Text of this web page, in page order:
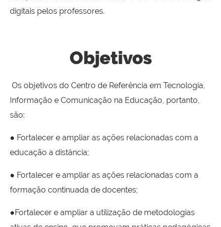
digitais pelos professores.
Objetivos
Os objetivos do Centro de Referência em Tecnologia,
Informação e Comunicação na Educação, portanto,
são:
● Fortalecer e ampliar as ações relacionadas com a
educação a distância;
● Fortalecer e ampliar as ações relacionadas com a
formação continuada de docentes;
●Fortalecer e ampliar a utilização de metodologias